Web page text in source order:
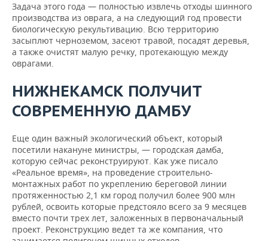
Задача этого года — полностью извлечь отходы шинного
производства из оврага, а на следующий год провести
биологическую рекультивацию. Всю территорию
засыплют черноземом, засеют травой, посадят деревья,
а также очистят малую речку, протекающую между
оврагами.
НИЖНЕКАМСК ПОЛУЧИТ
СОВРЕМЕННУЮ ДАМБУ
Еще один важный экологический объект, который
посетили накануне министры, — городская дамба,
которую сейчас реконструируют. Как уже писало
«Реальное время», на проведение строительно-
монтажных работ по укреплению береговой линии
протяженностью 2,1 км город получил более 900 млн
рублей, освоить которые предстояло всего за 9 месяцев
вместо почти трех лет, заложенных в первоначальный
проект. Реконструкцию ведет та же компания, что